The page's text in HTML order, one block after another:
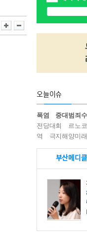
오늘이슈
폭염 중대범죄
전당대회
르노
역
극지해양미
부산메디